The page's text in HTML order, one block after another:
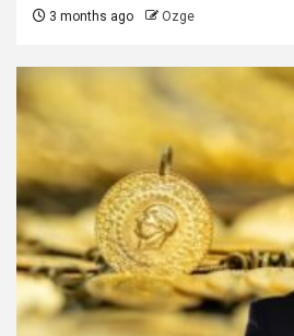
3 months ago Ozge